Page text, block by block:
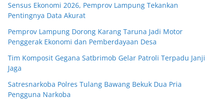
Sensus Ekonomi 2026, Pemprov Lampung Tekankan
Pentingnya Data Akurat
Pemprov Lampung Dorong Karang Taruna Jadi Motor
Penggerak Ekonomi dan Pemberdayaan Desa
Tim Komposit Gegana Satbrimob Gelar Patroli Terpadu Janji
Jaga
Satresnarkoba Polres Tulang Bawang Bekuk Dua Pria
Pengguna Narkoba